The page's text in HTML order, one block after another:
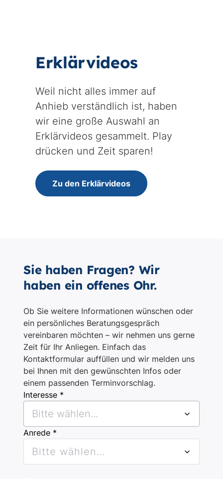
Sie haben Fragen? Wir
haben ein offenes Ohr.
Ob Sie weitere Informationen wünschen oder
ein persönliches Beratungsgespräch
vereinbaren möchten – wir nehmen uns gerne
Zeit für Ihr Anliegen. Einfach das
Kontaktformular auffüllen und wir melden uns
bei Ihnen mit den gewünschten Infos oder
einem passenden Terminvorschlag.
Interesse *
Bitte wählen...
Anrede *
Bitte wählen...